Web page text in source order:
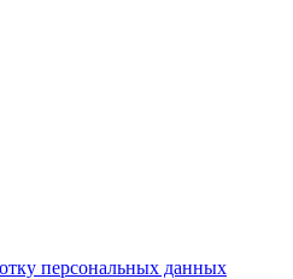
персональных данных